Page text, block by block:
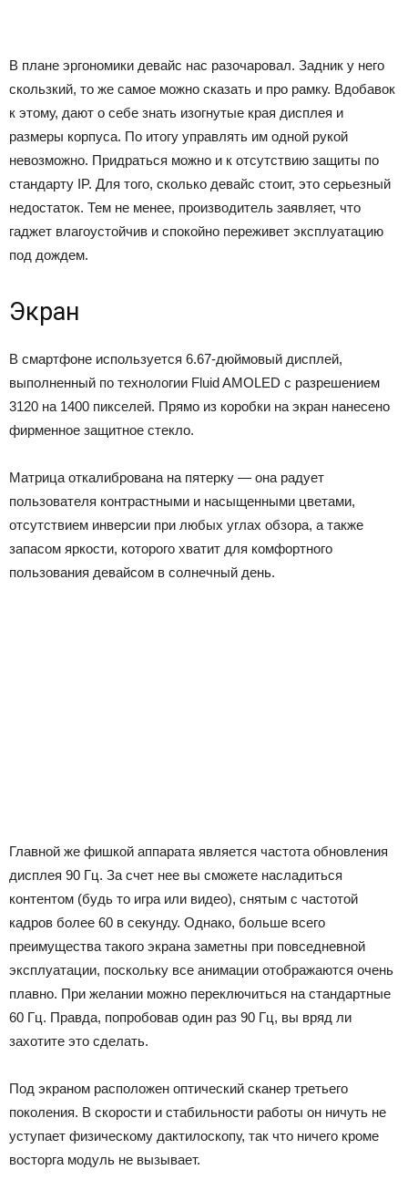
В плане эргономики девайс нас разочаровал. Задник у него
скользкий, то же самое можно сказать и про рамку. Вдобавок
к этому, дают о себе знать изогнутые края дисплея и
размеры корпуса. По итогу управлять им одной рукой
невозможно. Придраться можно и к отсутствию защиты по
стандарту IP. Для того, сколько девайс стоит, это серьезный
недостаток. Тем не менее, производитель заявляет, что
гаджет влагоустойчив и спокойно переживет эксплуатацию
под дождем.
Экран
В смартфоне используется 6.67-дюймовый дисплей,
выполненный по технологии Fluid AMOLED с разрешением
3120 на 1400 пикселей. Прямо из коробки на экран нанесено
фирменное защитное стекло.
Матрица откалибрована на пятерку — она радует
пользователя контрастными и насыщенными цветами,
отсутствием инверсии при любых углах обзора, а также
запасом яркости, которого хватит для комфортного
пользования девайсом в солнечный день.
Главной же фишкой аппарата является частота обновления
дисплея 90 Гц. За счет нее вы сможете насладиться
контентом (будь то игра или видео), снятым с частотой
кадров более 60 в секунду. Однако, больше всего
преимущества такого экрана заметны при повседневной
эксплуатации, поскольку все анимации отображаются очень
плавно. При желании можно переключиться на стандартные
60 Гц. Правда, попробовав один раз 90 Гц, вы вряд ли
захотите это сделать.
Под экраном расположен оптический сканер третьего
поколения. В скорости и стабильности работы он ничуть не
уступает физическому дактилоскопу, так что ничего кроме
восторга модуль не вызывает.